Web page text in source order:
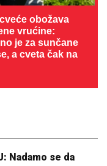
obožava
vrućine:
je za sunčane
a cveta čak na
Nadamo se da